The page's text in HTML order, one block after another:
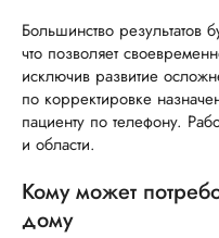
Большинство результатов
что позволяет
исключив развитие
по корректировке
пациенту по телефону.
и области.
Кому может
дому